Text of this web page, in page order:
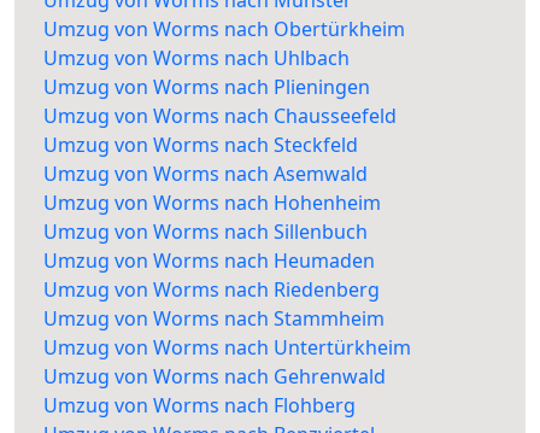
Umzug von Worms nach Obertürkheim
Umzug von Worms nach Uhlbach
Umzug von Worms nach Plieningen
Umzug von Worms nach Chausseefeld
Umzug von Worms nach Steckfeld
Umzug von Worms nach Asemwald
Umzug von Worms nach Hohenheim
Umzug von Worms nach Sillenbuch
Umzug von Worms nach Heumaden
Umzug von Worms nach Riedenberg
Umzug von Worms nach Stammheim
Umzug von Worms nach Untertürkheim
Umzug von Worms nach Gehrenwald
Umzug von Worms nach Flohberg